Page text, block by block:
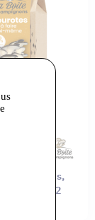
Gris,
pour 2